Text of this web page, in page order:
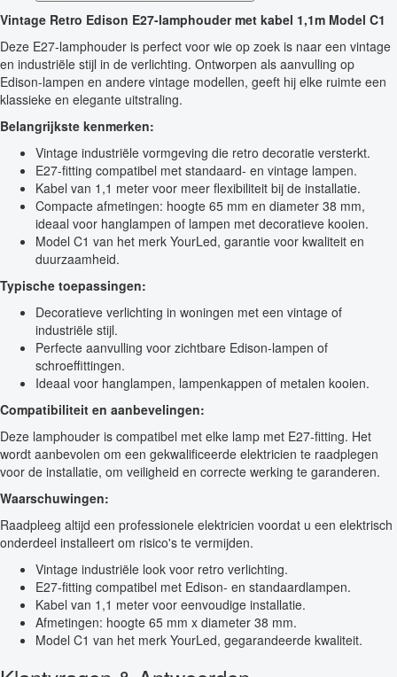
Vintage Retro Edison E27-lamphouder met kabel 1,1m Model C1
Deze E27-lamphouder is perfect voor wie op zoek is naar een vintage
en industriële stijl in de verlichting. Ontworpen als aanvulling op
Edison-lampen en andere vintage modellen, geeft hij elke ruimte een
klassieke en elegante uitstraling.
Belangrijkste kenmerken:
Vintage industriële vormgeving die retro decoratie versterkt.
E27-fitting compatibel met standaard- en vintage lampen.
Kabel van 1,1 meter voor meer flexibiliteit bij de installatie.
Compacte afmetingen: hoogte 65 mm en diameter 38 mm,
ideaal voor hanglampen of lampen met decoratieve kooien.
Model C1 van het merk YourLed, garantie voor kwaliteit en
duurzaamheid.
Typische toepassingen:
Decoratieve verlichting in woningen met een vintage of
industriële stijl.
Perfecte aanvulling voor zichtbare Edison-lampen of
schroeffittingen.
Ideaal voor hanglampen, lampenkappen of metalen kooien.
Compatibiliteit en aanbevelingen:
Deze lamphouder is compatibel met elke lamp met E27-fitting. Het
wordt aanbevolen om een gekwalificeerde elektricien te raadplegen
voor de installatie, om veiligheid en correcte werking te garanderen.
Waarschuwingen:
Raadpleeg altijd een professionele elektricien voordat u een elektrisch
onderdeel installeert om risico's te vermijden.
Vintage industriële look voor retro verlichting.
E27-fitting compatibel met Edison- en standaardlampen.
Kabel van 1,1 meter voor eenvoudige installatie.
Afmetingen: hoogte 65 mm x diameter 38 mm.
Model C1 van het merk YourLed, gegarandeerde kwaliteit.